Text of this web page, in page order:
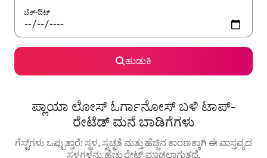
ಚೆಕ್-ಔಟ್
ಹುಡುಕಿ
ಪ್ಲಾಯಾ ಲೋಸ್ ಓರ್ಗಾನೋಸ್ ಬಳಿ ಟಾಪ್-
ರೇಟೆಡ್ ಮನೆ ಬಾಡಿಗೆಗಳು
ಗೆಸ್ಟ್‌ಗಳು ಒಪ್ಪುತ್ತಾರೆ: ಸ್ಥಳ, ಸ್ವಚ್ಛತೆ ಮತ್ತು ಹೆಚ್ಚಿನ ಕಾರಣಕ್ಕಾಗಿ ಈ ವಾಸ್ತವ್ಯದ
ಸ್ಥಳಗಳನ್ನು ಹೆಚ್ಚು ರೇಟ್ ಮಾಡಲಾಗುತ್ತದೆ.